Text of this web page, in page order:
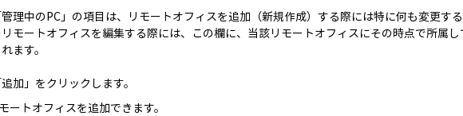
理中のPC」の項目は、リモートオフィスを追加（新規作成）する際には特に何も変更す
モートオフィスを編集する際には、この欄に、当該リモートオフィスにその時点で所属
ます。
加」をクリックします。
ートオフィスを追加できます。